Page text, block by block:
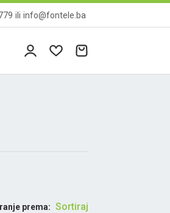
ili info@fontele.ba
prema: Sortiraj